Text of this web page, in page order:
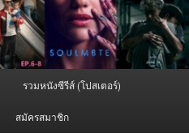
รวมหนังซีรีส์ (โปสเตอร์)
สมัครสมาชิก